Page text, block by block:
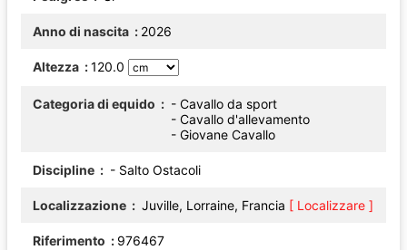
Anno di nascita 2026
Altezza 120.0
Categoria di equido
- Cavallo da sport
- Cavallo d'allevamento
- Giovane Cavallo
Discipline - Salto Ostacoli
Localizzazione Juville, Lorraine, Francia [ Localizzare ]
Riferimento 976467